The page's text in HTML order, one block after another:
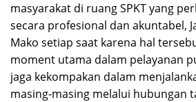
masyarakat di ruang SPKT yang
secara profesional dan akuntabel,
Mako setiap saat karena hal
moment utama dalam pelayanan
jaga kekompakan dalam
masing-masing melalui hubungan